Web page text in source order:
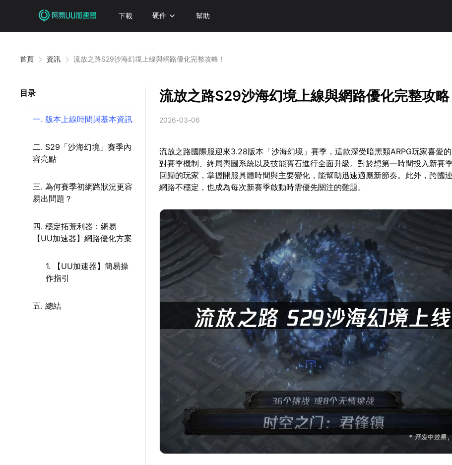
下載 硬件 幫助
首頁 資訊 流放之路S29沙海幻境上線與網路優化完整攻略！
目录
一. 版本上線時間與基本資訊
二. S29「沙海幻境」賽季內
容亮點
三. 為何賽季初網路狀況更容
易出問題？
四. 穩定拓荒利器：網易
【UU加速器】網路優化方案
1. 【UU加速器】簡易操
作指引
五. 總結
流放之路S29沙海幻境上線與網路優化完整攻略
2026-03-06
流放之路國際服迎來3.28版本「沙海幻境」賽季，這款深受暗黑類ARPG玩家喜愛
對賽季機制、終局輿圖系統以及技能寶石進行全面升級。對於想第一時間投入新賽
回歸的玩家，掌握開服具體時間與主要變化，能幫助迅速適應新節奏。此外，跨國
網路不穩定，也成為每次新賽季啟動時需優先關注的難題。